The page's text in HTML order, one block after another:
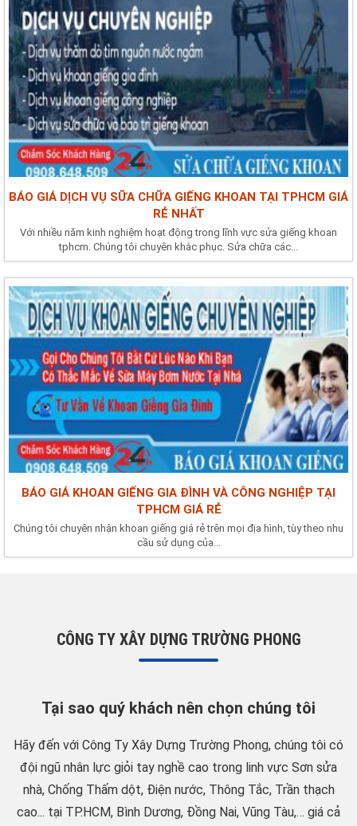
BÁO GIÁ DỊCH VỤ SỮA CHỮA GIẾNG KHOAN TẠI TPHCM GIÁ
RẺ NHẤT
Với nhiều năm kinh nghiệm hoạt động trong lĩnh vực sửa giếng khoan
tphcm. Chúng tôi chuyên khắc phục. Sửa chữa các...
BÁO GIÁ KHOAN GIẾNG GIA ĐÌNH VÀ CÔNG NGHIỆP TẠI
TPHCM GIÁ RẺ
Chúng tôi chuyên nhận khoan giếng giá rẻ trên mọi địa hình, tùy theo nhu
cầu sử dụng của...
CÔNG TY XÂY DỰNG TRƯỜNG PHONG
Tại sao quý khách nên chọn chúng tôi
Hãy đến với Công Ty Xây Dựng Trường Phong, chúng tôi có
đội ngũ nhân lực giỏi tay nghề cao trong linh vực Sơn sửa
nhà, Chống Thấm dột, Điện nước, Thông Tắc, Trần thạch
cao... tại TP.HCM, Bình Dương, Đồng Nai, Vũng Tàu,… giá cả